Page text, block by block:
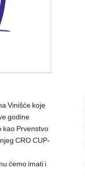
Vinišće koje
godine
kao Prvenstvo
CRO CUP-
ćemo imati i